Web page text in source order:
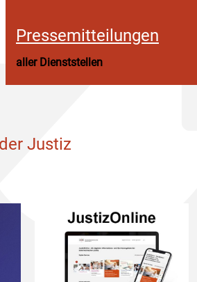
Pressemitteilungen
aller Dienststellen
Justiz